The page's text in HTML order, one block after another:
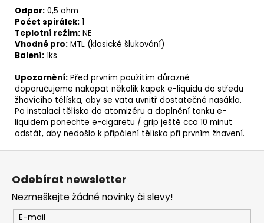
Odpor: 0,5 ohm
Počet spirálek: 1
Teplotní režim: NE
Vhodné pro: MTL (klasické šlukování)
Balení: 1ks
Upozornění: Před prvním použitím důrazně
doporučujeme nakapat několik kapek e-liquidu do středu
žhavícího tělíska, aby se vata uvnitř dostatečně nasákla.
Po instalaci tělíska do atomizéru a doplnění tanku e-
liquidem ponechte e-cigaretu / grip ještě cca 10 minut
odstát, aby nedošlo k připálení tělíska při prvním žhavení.
Z
Odebírat newsletter
Nezmeškejte žádné novinky či slevy!
E-mail